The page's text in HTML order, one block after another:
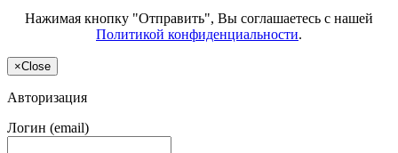
Нажимая кнопку "Отправить", Вы соглашаетесь с нашей
Политикой конфиденциальности.
×Close
Авторизация
Логин (email)